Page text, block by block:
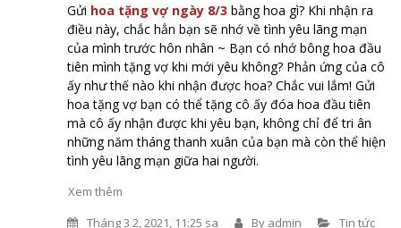
Gửi hoa tặng vợ ngày 8/3 bằng hoa gì? Khi nhận ra
điều này, chắc hẳn bạn sẽ nhớ về tình yêu lãng mạn
của mình trước hôn nhân ~ Bạn có nhớ bông hoa đầu
tiên mình tặng vợ khi mới yêu không? Phản ứng của cô
ấy như thế nào khi nhận được hoa? Chắc vui lắm! Gửi
hoa tặng vợ bạn có thể tặng cô ấy đóa hoa đầu tiên
mà cô ấy nhận được khi yêu bạn, không chỉ để tri ân
những năm tháng thanh xuân của bạn mà còn thể hiện
tình yêu lãng mạn giữa hai người.
Xem thêm
Tháng 3 2, 2021, 11:25 sa
By admin
Tin tức